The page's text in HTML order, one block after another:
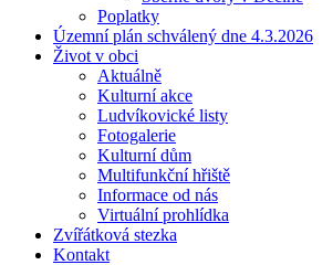
Poplatky
Územní plán schválený dne 4.3.2026
Život v obci
Aktuálně
Kulturní akce
Ludvíkovické listy
Fotogalerie
Kulturní dům
Multifunkční hřiště
Informace od nás
Virtuální prohlídka
Zvířátková stezka
Kontakt